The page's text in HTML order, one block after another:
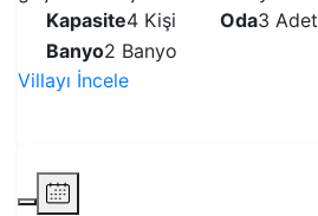
Kapasite4 Kişi Oda3 Adet
Banyo2 Banyo
Villayı İncele